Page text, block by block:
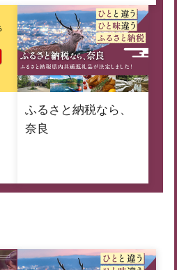
ふるさと納税なら、
奈良